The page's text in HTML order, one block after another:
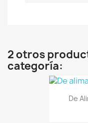
2 otros
categoría:
De